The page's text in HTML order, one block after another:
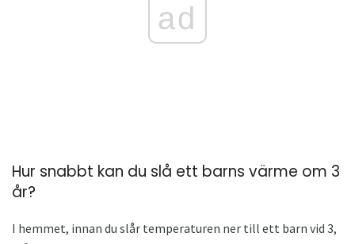
ad
Hur snabbt kan du slå ett barns värme om 3
år?
I hemmet, innan du slår temperaturen ner till ett barn vid 3,